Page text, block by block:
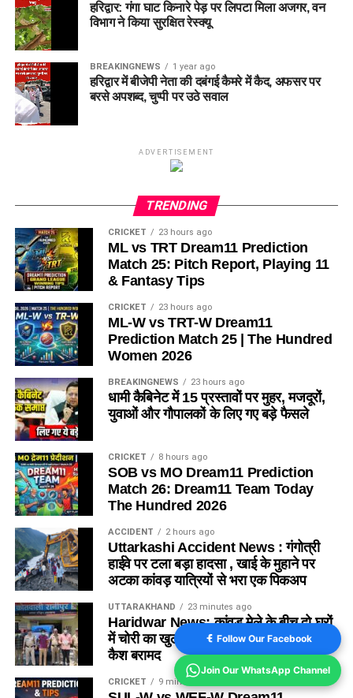
हरिद्वार: गंगा घाट किनारे पेड़ पर लिपटा मिला अजगर, वन
विभाग ने किया सुरक्षित रेस्क्यू
BREAKINGNEWS 1 year ago
हरिद्वार में बीजेपी नेता की दबंगई कैमरे में कैद, अफसर पर
बरसे अपशब्द, चुप्पी पर उठे सवाल
ADVERTISEMENT
TRENDING
CRICKET 23 hours ago
ML vs TRT Dream11 Prediction
Match 25: Pitch Report, Playing 11
& Fantasy Tips
CRICKET 23 hours ago
ML-W vs TRT-W Dream11
Prediction Match 25 | The Hundred
Women 2026
BREAKINGNEWS 23 hours ago
धामी कैबिनेट में 15 प्रस्तावों पर मुहर, मजदूरों,
युवाओं और गौपालकों के लिए गए बड़े फैसले
CRICKET 8 hours ago
SOB vs MO Dream11 Prediction
Match 26: Dream11 Team Today
The Hundred 2026
ACCIDENT 2 hours ago
Uttarkashi Accident News : गंगोत्री
हाईवे पर टला बड़ा हादसा , खाई के मुहाने पर
अटका कांवड़ यात्रियों से भरा एक पिकअप
UTTARAKHAND 23 minutes ago
Haridwar News: कांवड़ मेले के बीच दो घरों
में चोरी का खुलासा, 3 शातिर गिरफ्तार; ₹5 लाख
कैश बरामद
CRICKET 9 minutes ago
Follow Our Facebook
Join Our WhatsApp Channel